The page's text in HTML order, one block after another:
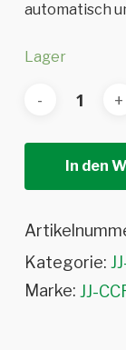
automatisch
Lager
In den
Kategorie:
Marke: JJ-